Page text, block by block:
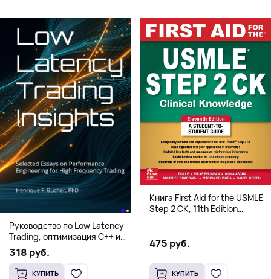
Руководство по Low Latency
Trading, оптимизация C++ и
системная архитектура для
HFT
318 руб.
КУПИТЬ
Книга First Aid for the USMLE
Step 2 CK, 11th Edition
475 руб.
КУПИТЬ